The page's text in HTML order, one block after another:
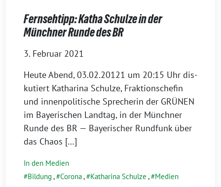
Fernsehtipp: Katha Schulze in der
Münchner Runde des BR
3. Februar 2021
Heu­te Abend, 03.02.20121 um 20:15 Uhr dis­
ku­tiert Katha­ri­na Schul­ze, Frak­ti­ons­chefin
und innen­po­li­ti­sche Spre­che­rin der GRÜNEN
im Baye­ri­schen Land­tag, in der Münch­ner
Run­de des BR — Baye­ri­scher Rund­funk über
das Chaos […]
In den Medien
Bildung , Corona, Katharina Schulze , Medien